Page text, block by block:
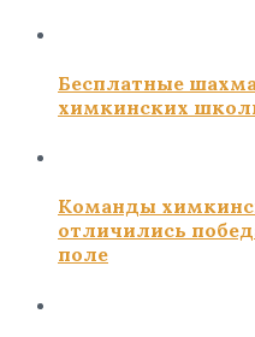
Бесплатные
химкинских
Команды
отличились
поле